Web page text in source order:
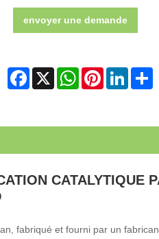
envoyer une demande
Facebook
X WhatsAppPinterest
CATALYTIQUE
fabriqué et fourni par un